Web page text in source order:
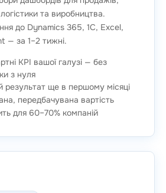
та виробництва.
до Dynamics 365, 1С, Excel,
— за 1–2 тижні.
KPI вашої галузі — без
з нуля
результат ще в першому місяці
передбачувана вартість
для 60–70% компаній